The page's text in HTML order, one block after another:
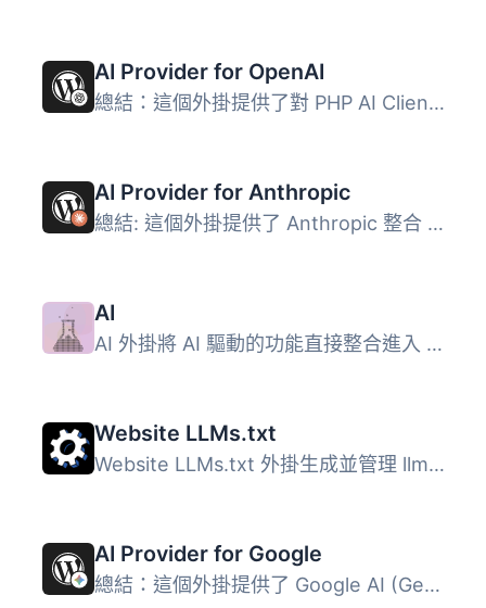
AI Provider for OpenAI
總結：這個外掛提供了對 PHP AI Client SDK 的 OpenAI 整合，...
AI Provider for Anthropic
總結: 這個外掛提供了 Anthropic 整合 PHP AI Client SDK 的...
AI
AI 外掛將 AI 驅動的功能直接整合進入 WordPress 的管理與編...
Website LLMs.txt
Website LLMs.txt 外掛生成並管理 llms.txt 檔案，這是一個結...
AI Provider for Google
總結：這個外掛提供了 Google AI (Gemini) 與 PHP AI Client ...